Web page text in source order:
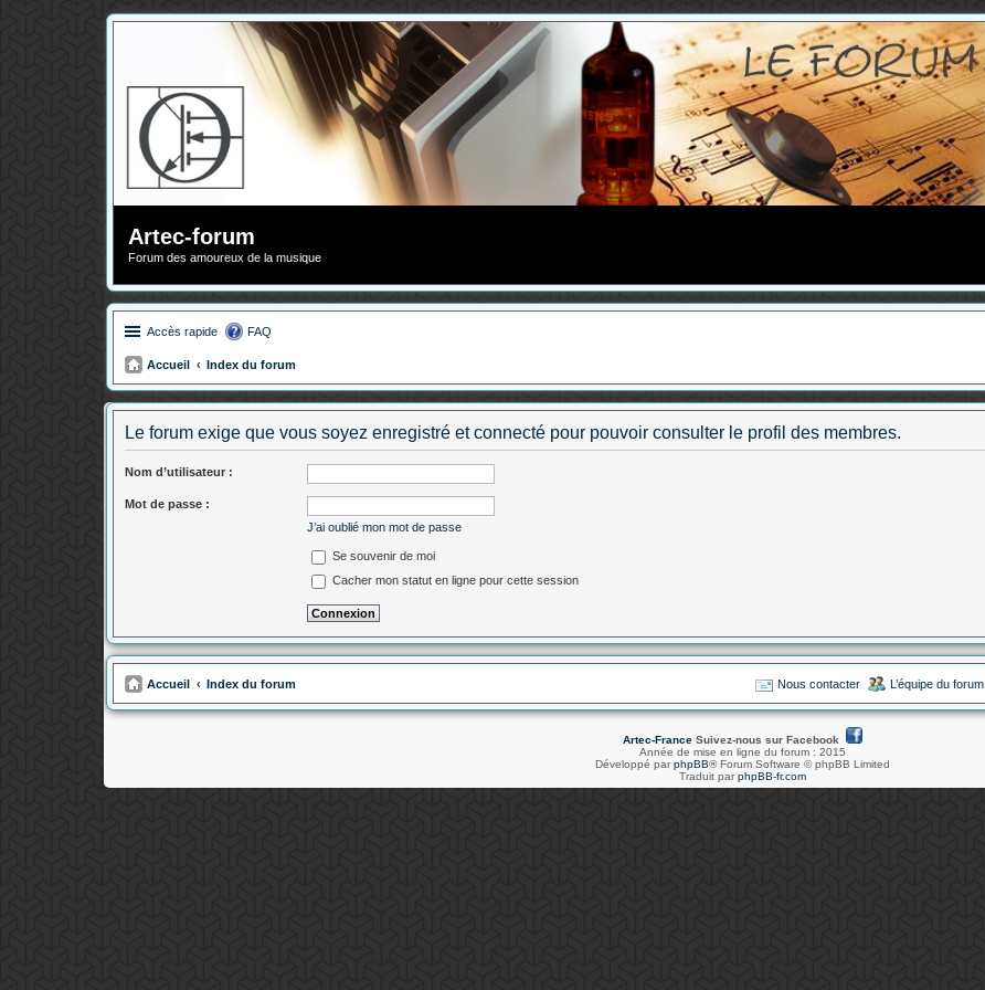
Artec-forum
Forum des amoureux de la musique
Accès rapide FAQ
Accueil Index du forum
Le forum exige que vous soyez enregistré et connecté pour pouvoir consulter le profil des membres.
Nom d’utilisateur :
Mot de passe :
J’ai oublié mon mot de passe
Se souvenir de moi
Cacher mon statut en ligne pour cette session
Accueil Index du forum L’équipe du forum
Nous contacter
Artec-FranceSuivez-nous sur Facebook
Année de mise en ligne du forum : 2015
Développé par phpBB® Forum Software © phpBB Limited
Traduit par phpBB-fr.com